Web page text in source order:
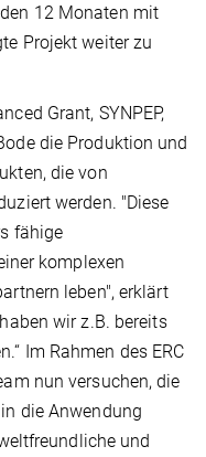
12 Monaten mit
Projekt weiter zu
Grant, SYNPEP,
die Produktion und
die von
werden. "Diese
fähige
komplexen
leben", erklärt
wir z.B. bereits
Im Rahmen des ERC
nun versuchen, die
die Anwendung
und